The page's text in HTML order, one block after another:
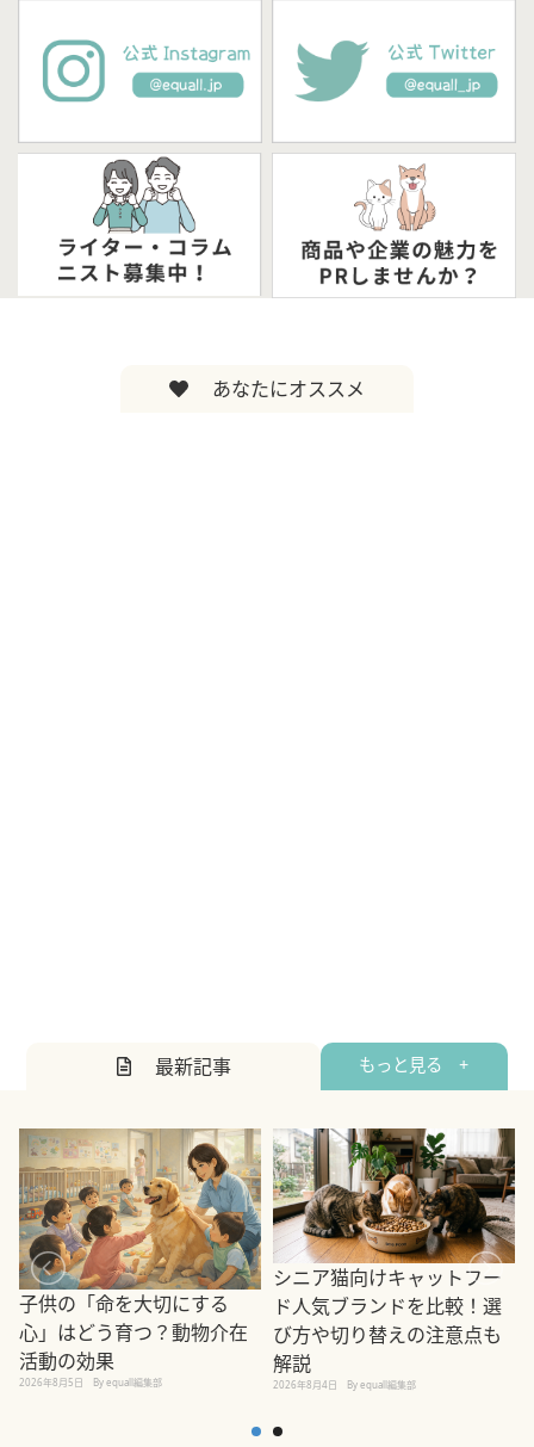
あなたにオススメ
最新記事 もっと見る +
子供の「命を大切にする
心」はどう育つ？動物介在
活動の効果
2026年8月5日 By equall編集部
シニア猫向けキャットフー
ド人気ブランドを比較！選
び方や切り替えの注意点も
解説
2026年8月4日 By equall編集部